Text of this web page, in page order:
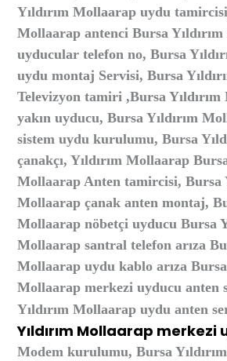
Yıldırım Mollaarap uydu
Mollaarap antenci Bursa
uyducular telefon no, Bursa
uydu montaj Servisi, Bursa
Televizyon tamiri ,Bursa
yakın uyducu, Bursa Yıldırım
sistem uydu kurulumu, Bursa
çanakçı, Yıldırım Mollaarap
Mollaarap Anten tamircisi, Bursa
Mollaarap çanak anten montaj,
Mollaarap nöbetçi uyducu Bursa
Mollaarap santral telefon arıza
Mollaarap uydu kablo arıza Bursa
Mollaarap merkezi uyducu anten
Yıldırım Mollaarap uydu anten
Yıldırım Mollaarap
Modem kurulumu, Bursa